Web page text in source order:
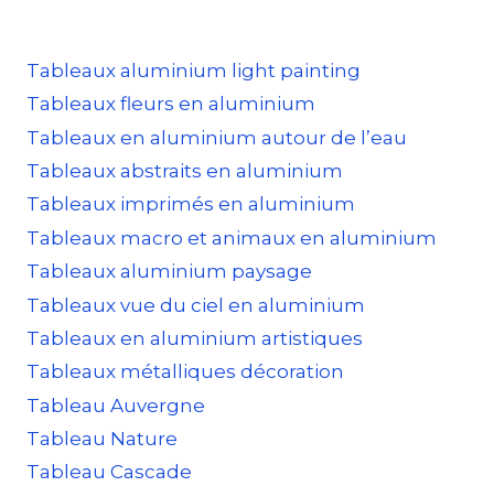
Tableaux aluminium light painting
Tableaux fleurs en aluminium
Tableaux en aluminium autour de l’eau
Tableaux abstraits en aluminium
Tableaux imprimés en aluminium
Tableaux macro et animaux en aluminium
Tableaux aluminium paysage
Tableaux vue du ciel en aluminium
Tableaux en aluminium artistiques
Tableaux métalliques décoration
Tableau Auvergne
Tableau Nature
Tableau Cascade